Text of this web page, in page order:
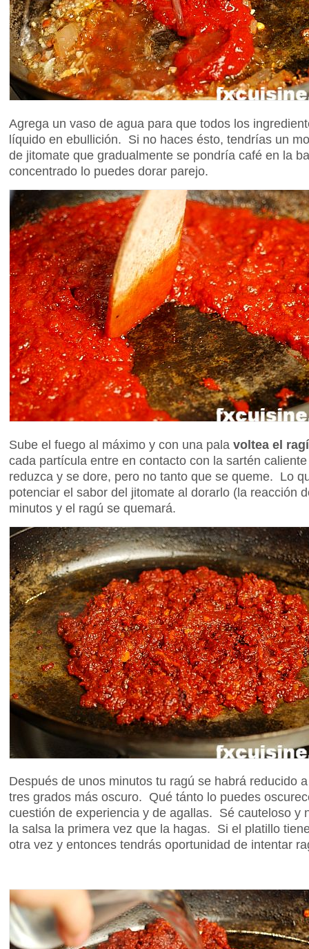
Agrega un vaso de agua para que todos los
líquido en ebullición. Si no haces ésto, tendrías un
de jitomate que gradualmente se pondría café en la
concentrado lo puedes dorar parejo.
Sube el fuego al máximo y con una pala voltea el
cada partícula entre en contacto con la sartén
reduzca y se dore, pero no tanto que se queme. Lo
potenciar el sabor del jitomate al dorarlo (la reacción
minutos y el ragú se quemará.
Después de unos minutos tu ragú se habrá reducido
tres grados más oscuro. Qué tánto lo puedes
cuestión de experiencia y de agallas. Sé cauteloso y
la salsa la primera vez que la hagas. Si el platillo
otra vez y entonces tendrás oportunidad de intentar